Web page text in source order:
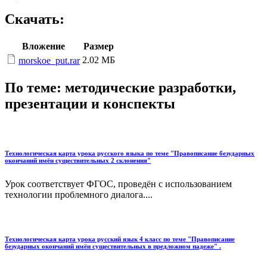
Скачать:
Вложение
Размер
morskoe_put.rar 2.02 МБ
По теме: методические разработки,
презентации и конспекты
Технологическая карта урока русского языка по теме "Правописание безударных
окончаний имён существительных 2 склонения"
Урок соответствует ФГОС, проведён с использованием
технологии проблемного диалога....
Технологическая карта урока русский язык 4 класс по теме "Правописание
безударных окончаний имён существительных в предложном падеже" .